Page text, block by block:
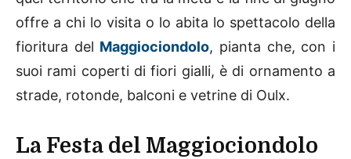
offre a chi lo visita o lo abita lo spettacolo della
fioritura del Maggiociondolo, pianta che, con i
suoi rami coperti di fiori gialli, è di ornamento a
strade, rotonde, balconi e vetrine di Oulx.
La Festa del Maggiociondolo